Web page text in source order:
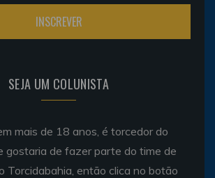
SEJA UM COLUNISTA
mais de 18 anos, é torcedor do
gostaria de fazer parte do time de
Torcidabahia, então clica no botão